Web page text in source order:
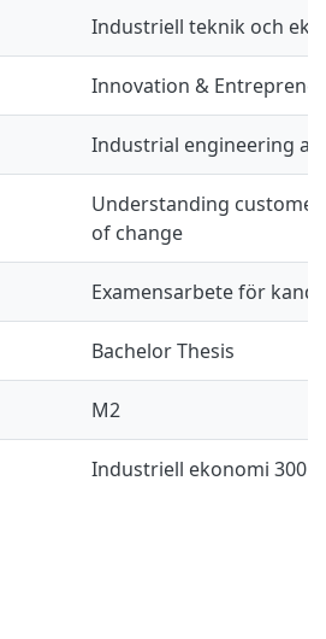
Industriell teknik och
Innovation &
Industrial engineering
Understanding
of change
Examensarbete för
Bachelor Thesis
M2
Industriell ekonomi 300